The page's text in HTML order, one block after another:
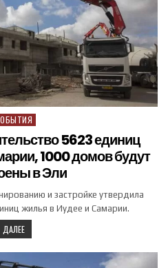
in
5623 единиц
1000 домов будут
в Эли
и застройке утвердила
жилья в Иудее и Самарии.
ДАЛЕЕ